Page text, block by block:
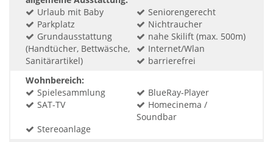
Urlaub mit Baby
Seniorengerecht
Parkplatz
Nichtraucher
Grundausstattung
(Handtücher, Bettwäsche,
Sanitärartikel)
nahe Skilift (max. 500m)
Internet/Wlan
barrierefrei
Wohnbereich:
Spielesammlung
BlueRay-Player
SAT-TV
Homecinema /
Soundbar
Stereoanlage